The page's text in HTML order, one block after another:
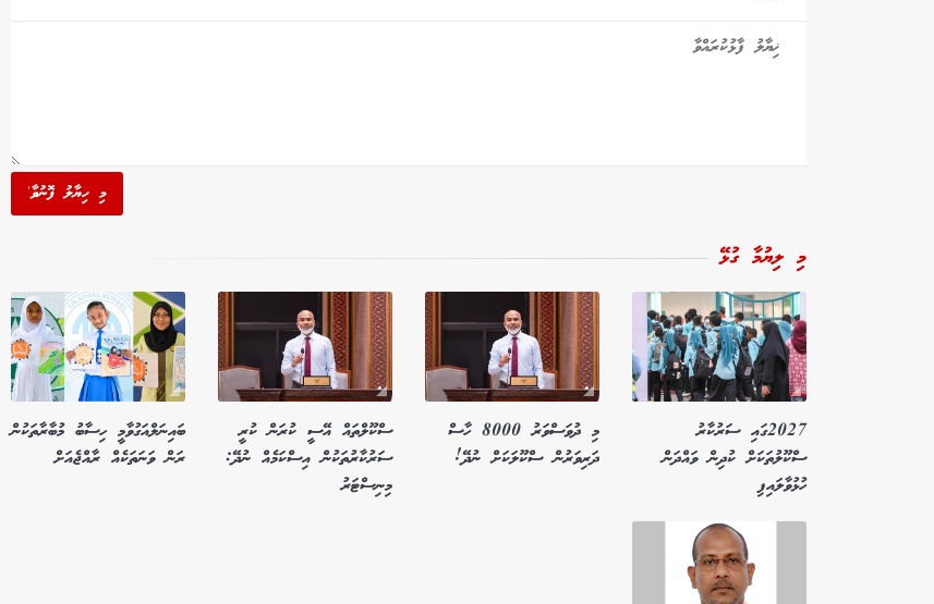
މި ހިޔާލު ފޮނުވާ'
މި ލިޔުމާ ގުޅޭ
2027ގައި ސަރުކާރު
ސްކޫލުތަކަށް ކުދިން ވައްދަން
ހުޅުވާލައިފި
މި ދުވަސްވަރު 8000 ހާސް
ދަރިވަރުން ސްކޫލަކަށް ނުދޭ!
ސްކޫލްތައް އޭސީ ކުރަން ކުރީ
ސަރުކާރުތަކުން އިސްކަމެއް ނުދޭ:
މިނިސްޓަރު
ބައިނަލްއަގުވާމީ ހިސާބު މުބާރާތަކުން
ރަން ވަނަތަކެއް ރާއްޖެއަށް